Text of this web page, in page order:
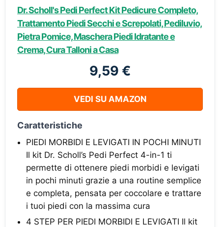
Dr. Scholl's Pedi Perfect Kit Pedicure Completo,
Trattamento Piedi Secchi e Screpolati, Pediluvio,
Pietra Pomice, Maschera Piedi Idratante e
Crema, Cura Talloni a Casa
9,59 €
VEDI SU AMAZON
Caratteristiche
PIEDI MORBIDI E LEVIGATI IN POCHI MINUTI
Il kit Dr. Scholl’s Pedi Perfect 4-in-1 ti
permette di ottenere piedi morbidi e levigati
in pochi minuti grazie a una routine semplice
e completa, pensata per coccolare e trattare
i tuoi piedi con la massima cura
4 STEP PER PIEDI MORBIDI E LEVIGATI Il kit